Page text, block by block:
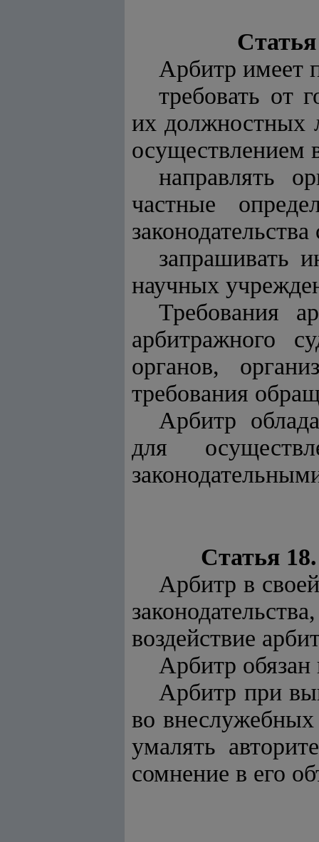
Арбитр имеет
требовать от
их должностных
осуществлением
направлять
частные
запрашивать
научных
Требования
арбитражного
органов,
требования
Арбитр
для
Статья
Арбитр в
воздействие
Арбитр
Арбитр при
во
умалять
сомнение в его